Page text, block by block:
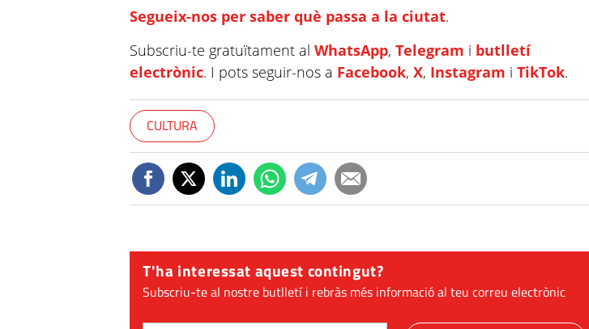
Segueix-nos per saber què passa a la ciutat.
Subscriu-te gratuïtament alWhatsApp,Telegram i butlletí
electrònic. I pots seguir-nos a Facebook,X, Instagram iTikTok.
CULTURA
T'ha interessat aquest contingut?
Subscriu-te al nostre butlletí i rebràs més informació al teu correu electrònic